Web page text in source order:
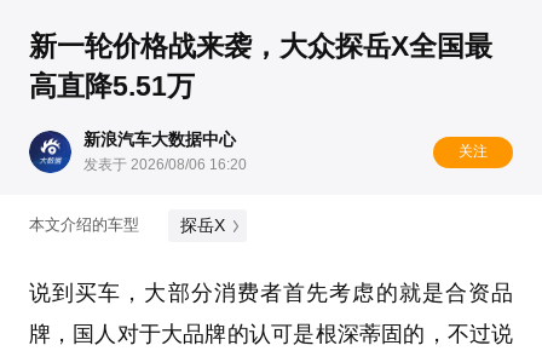
新一轮价格战来袭，大众探岳X全国最
高直降5.51万
新浪汽车大数据中心
发表于 2026/08/06 16:20
关注
本文介绍的车型 探岳X
说到买车，大部分消费者首先考虑的就是合资品
牌，国人对于大品牌的认可是根深蒂固的，不过说